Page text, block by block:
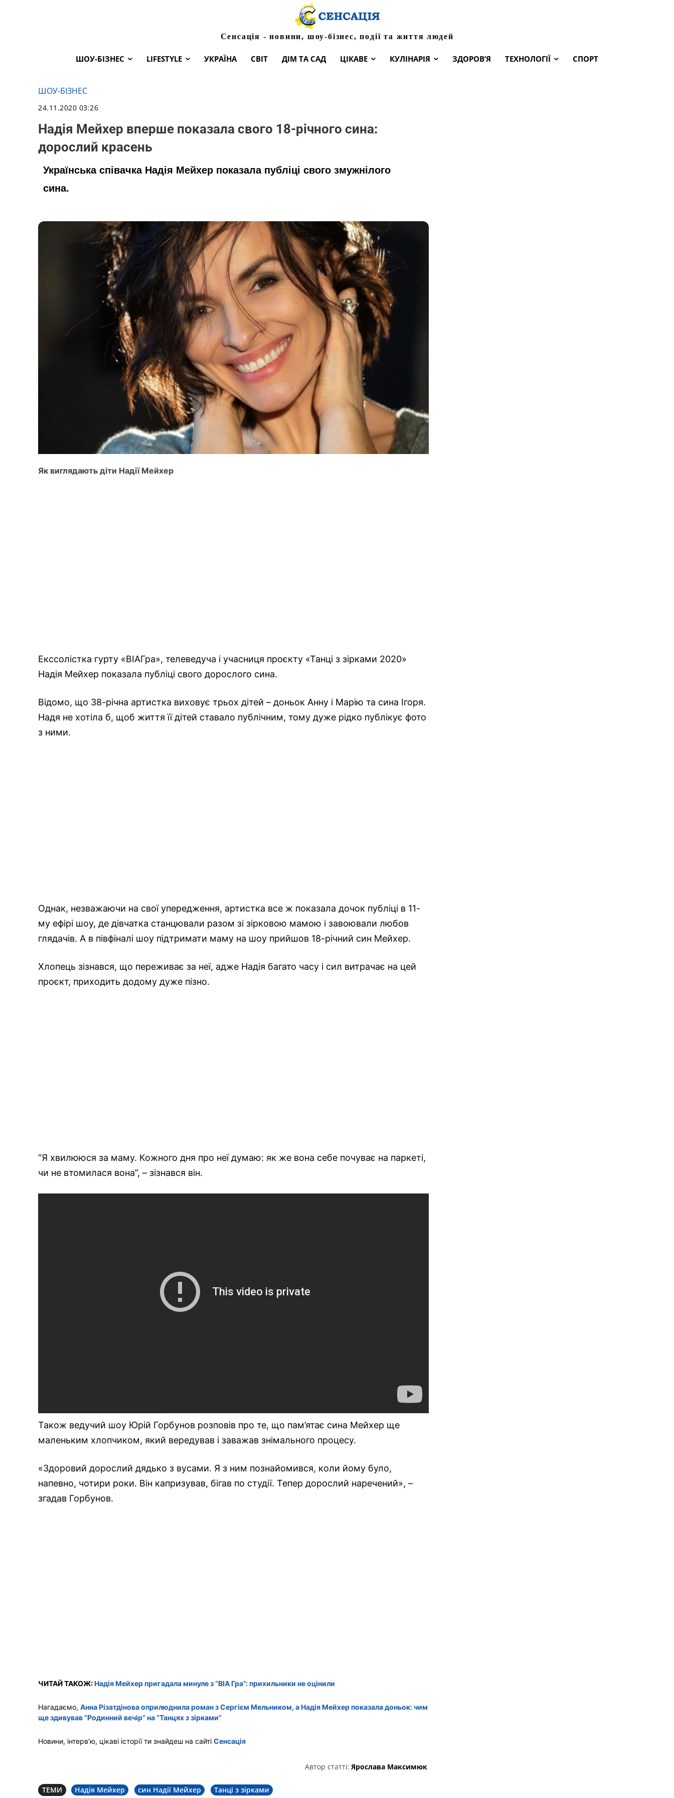
Сенсація - новини, шоу-бізнес, події та життя людей
ШОУ-БІЗНЕС LIFESTYLE УКРАЇНА СВІТ ДІМ ТА САД ЦІКАВЕ КУЛІНАРІЯ ЗДОРОВ’Я ТЕХНОЛОГІЇ СПОРТ
ШОУ-БІЗНЕС
24.11.2020 03:26
Надія Мейхер вперше показала свого 18-річного сина:
дорослий красень
Українська співачка Надія Мейхер показала публіці свого змужнілого
сина.
Як виглядають діти Надії Мейхер
Екссолістка гурту «ВІАГра», телеведуча і учасниця проєкту «Танці з зірками 2020»
Надія Мейхер показала публіці свого дорослого сина.
Відомо, що 38-річна артистка виховує трьох дітей – доньок Анну і Марію та сина Ігоря.
Надя не хотіла б, щоб життя її дітей ставало публічним, тому дуже рідко публікує фото
з ними.
Однак, незважаючи на свої упередження, артистка все ж показала дочок публіці в 11-
му ефірі шоу, де дівчатка станцювали разом зі зірковою мамою і завоювали любов
глядачів. А в півфіналі шоу підтримати маму на шоу прийшов 18-річний син Мейхер.
Хлопець зізнався, що переживає за неї, адже Надія багато часу і сил витрачає на цей
проєкт, приходить додому дуже пізно.
“Я хвилююся за маму. Кожного дня про неї думаю: як же вона себе почуває на паркеті,
чи не втомилася вона”, – зізнався він.
Також ведучий шоу Юрій Горбунов розповів про те, що пам’ятає сина Мейхер ще
маленьким хлопчиком, який вередував і заважав знімального процесу.
«Здоровий дорослий дядько з вусами. Я з ним познайомився, коли йому було,
напевно, чотири роки. Він капризував, бігав по студії. Тепер дорослий наречений», –
згадав Горбунов.
ЧИТАЙ ТАКОЖ:Надія Мейхер пригадала минуле з “ВІА Гра”: прихильники не оцінили
Нагадаємо, Анна Різатдінова оприлюднила роман з Сергієм Мельником, а Надія Мейхер показала доньок: чим
ще здивував “Родинний вечір” на “Танцях з зірками”
Новини, інтерв’ю, цікаві історії ти знайдеш на сайті Сенсація
Автор статті: Ярослава Максимюк
ТЕМИ Надія Мейхер син Надії Мейхер Танці з зірками